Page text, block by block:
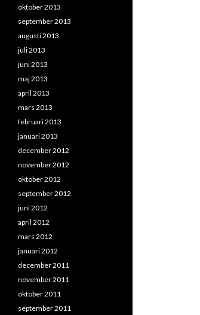
oktober 2013
september 2013
augusti 2013
juli 2013
juni 2013
maj 2013
april 2013
mars 2013
februari 2013
januari 2013
december 2012
november 2012
oktober 2012
september 2012
juni 2012
april 2012
mars 2012
januari 2012
december 2011
november 2011
oktober 2011
september 2011